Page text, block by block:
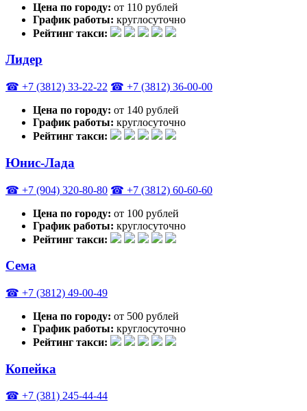
Цена по городу: от 110 рублей
График работы: круглосуточно
Рейтинг такси:
Лидер
☎ +7 (3812) 33-22-22 ☎ +7 (3812) 36-00-00
Цена по городу: от 140 рублей
График работы: круглосуточно
Рейтинг такси:
Юнис-Лада
☎ +7 (904) 320-80-80 ☎ +7 (3812) 60-60-60
Цена по городу: от 100 рублей
График работы: круглосуточно
Рейтинг такси:
Сема
☎ +7 (3812) 49-00-49
Цена по городу: от 500 рублей
График работы: круглосуточно
Рейтинг такси:
Копейка
☎ +7 (381) 245-44-44